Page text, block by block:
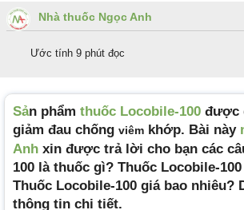
Nhà thuốc Ngọc Anh
Ước tính 9 phút đọc
Sản phẩm thuốc Locobile-100 được
giảm đau chống viêm khớp. Bài này
Anh xin được trả lời cho bạn các
100 là thuốc gì? Thuốc Locobile-
Thuốc Locobile-100 giá bao nhiêu?
thông tin chi tiết.